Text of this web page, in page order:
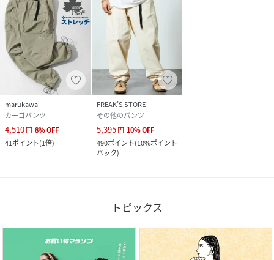
marukawa
カーゴパンツ
4,510円 8%OFF
41ポイント(1倍)
FREAK’S STORE
その他のパンツ
5,395円 10%OFF
490ポイント(10%ポイント
バック)
トピックス